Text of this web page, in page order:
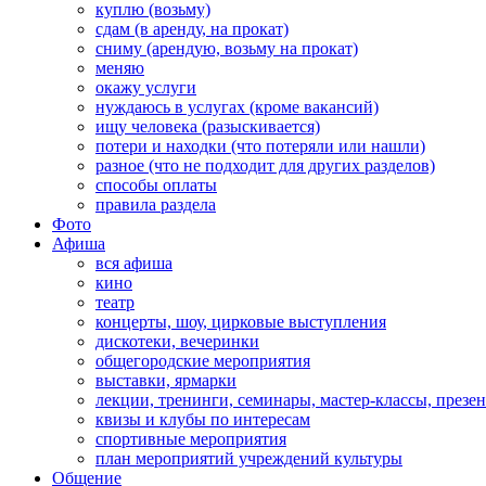
куплю (возьму)
сдам (в аренду, на прокат)
сниму (арендую, возьму на прокат)
меняю
окажу услуги
нуждаюсь в услугах (кроме вакансий)
ищу человека (разыскивается)
потери и находки (что потеряли или нашли)
разное (что не подходит для других разделов)
способы оплаты
правила раздела
Фото
Афиша
вся афиша
кино
театр
концерты, шоу, цирковые выступления
дискотеки, вечеринки
общегородские мероприятия
выставки, ярмарки
лекции, тренинги, семинары, мастер-классы,
квизы и клубы по интересам
спортивные мероприятия
план мероприятий учреждений культуры
Общение